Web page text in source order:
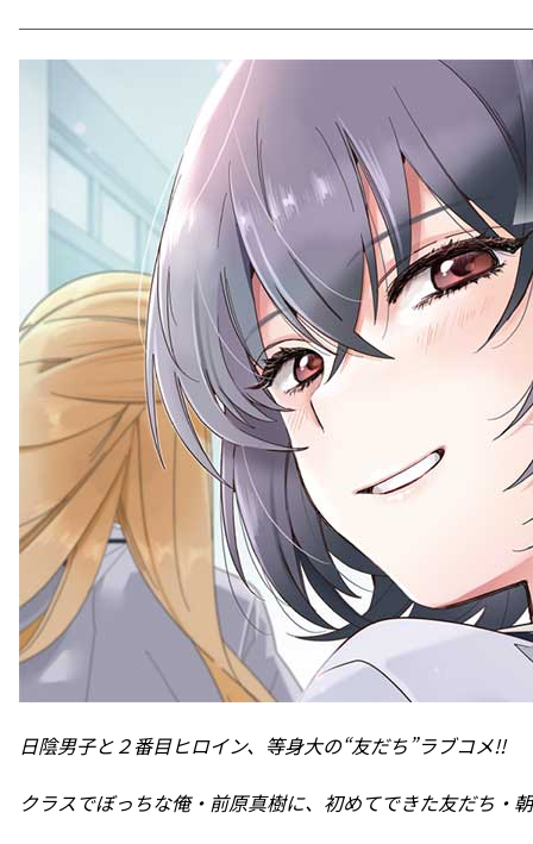
日陰男子と２番目ヒロイン、等身大の“友だち”ラブコメ!!
クラスでぼっちな俺・前原真樹に、初めてできた友だち・